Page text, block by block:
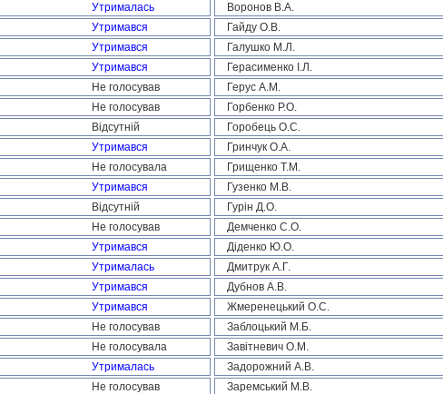
Утрималась Воронов В.А.
Утримався Гайду О.В.
Утримався Галушко М.Л.
Утримався Герасименко І.Л.
Не голосував Герус А.М.
Не голосував Горбенко Р.О.
Відсутній Горобець О.С.
Утримався Гринчук О.А.
Не голосувала Грищенко Т.М.
Утримався Гузенко М.В.
Відсутній Гурін Д.О.
Не голосував Демченко С.О.
Утримався Діденко Ю.О.
Утрималась Дмитрук А.Г.
Утримався Дубнов А.В.
Утримався Жмеренецький О.С.
Не голосував Заблоцький М.Б.
Не голосувала Завітневич О.М.
Утрималась Задорожний А.В.
Не голосував Заремський М.В.